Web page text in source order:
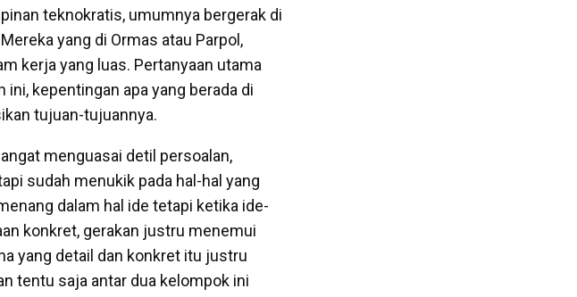
teknokratis, umumnya bergerak di
yang di Ormas atau Parpol,
kerja yang luas. Pertanyaan utama
ini, kepentingan apa yang berada di
tujuan-tujuannya.
menguasai detil persoalan,
sudah menukik pada hal-hal yang
dalam hal ide tetapi ketika ide-
konkret, gerakan justru menemui
yang detail dan konkret itu justru
tentu saja antar dua kelompok ini